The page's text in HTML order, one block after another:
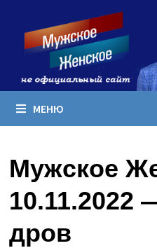
содержимому
МЕНЮ
Мужское
10.11.2022
дров